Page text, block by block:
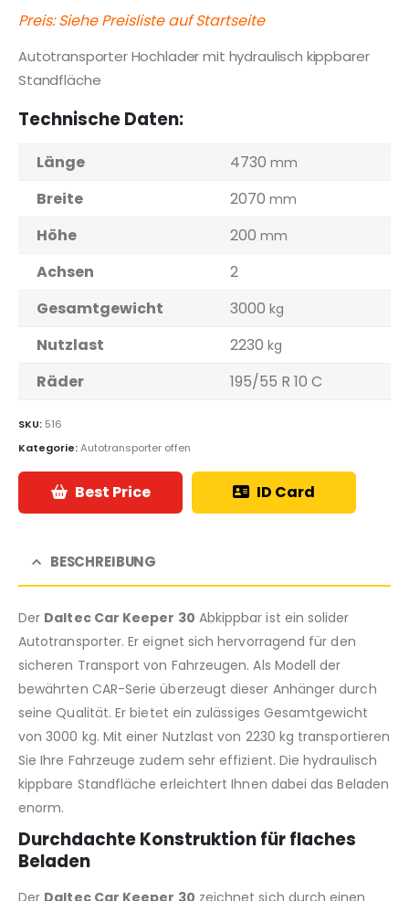
Preis: Siehe Preisliste auf Startseite
Autotransporter Hochlader mit hydraulisch kippbarer
Standfläche
Technische Daten:
Länge 4730 mm
Breite 2070 mm
Höhe 200 mm
Achsen
2
Gesamtgewicht
3000 kg
Nutzlast 2230 kg
Räder 195/55 R 10 C
SKU: 516
Kategorie:Autotransporter offen
Best Price ID Card
BESCHREIBUNG
Der Daltec Car Keeper 30 Abkippbar ist ein solider
Autotransporter. Er eignet sich hervorragend für den
sicheren Transport von Fahrzeugen. Als Modell der
bewährten CAR-Serie überzeugt dieser Anhänger durch
seine Qualität. Er bietet ein zulässiges Gesamtgewicht
von 3000 kg. Mit einer Nutzlast von 2230 kg transportieren
Sie Ihre Fahrzeuge zudem sehr effizient. Die hydraulisch
kippbare Standfläche erleichtert Ihnen dabei das Beladen
enorm.
Durchdachte Konstruktion für flaches
Beladen